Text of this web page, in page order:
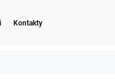
Kontakty